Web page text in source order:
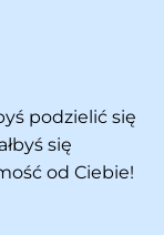
podzielić się
się
od Ciebie!